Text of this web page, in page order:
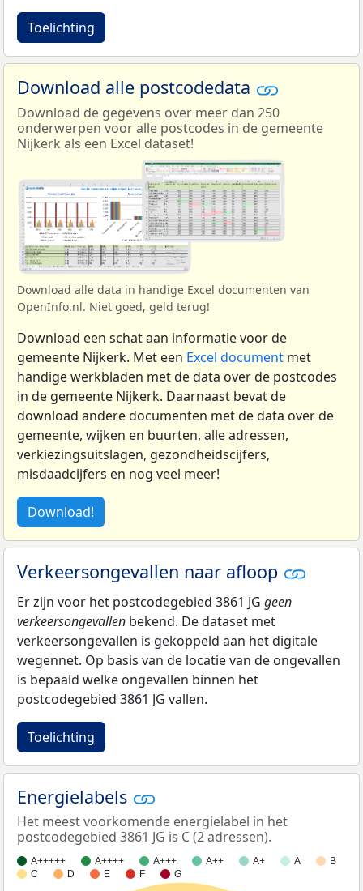
Toelichting
Download alle postcodedata
Download de gegevens over meer dan 250
onderwerpen voor alle postcodes in de gemeente
Nijkerk als een Excel dataset!
Download alle data in handige Excel documenten van
OpenInfo.nl. Niet goed, geld terug!
Download een schat aan informatie voor de
gemeente Nijkerk. Met een Excel document met
handige werkbladen met de data over de postcodes
in de gemeente Nijkerk. Daarnaast bevat de
download andere documenten met de data over de
gemeente, wijken en buurten, alle adressen,
verkiezingsuitslagen, gezondheidscijfers,
misdaadcijfers en nog veel meer!
Download!
Verkeersongevallen naar afloop
Er zijn voor het postcodegebied 3861 JG geen
verkeersongevallen bekend. De dataset met
verkeersongevallen is gekoppeld aan het digitale
wegennet. Op basis van de locatie van de ongevallen
is bepaald welke ongevallen binnen het
postcodegebied 3861 JG vallen.
Toelichting
Energielabels
Het meest voorkomende energielabel in het
postcodegebied 3861 JG is C (2 adressen).
A+++++ A++++ A+++ A++ A+ A
B
C
D E F G